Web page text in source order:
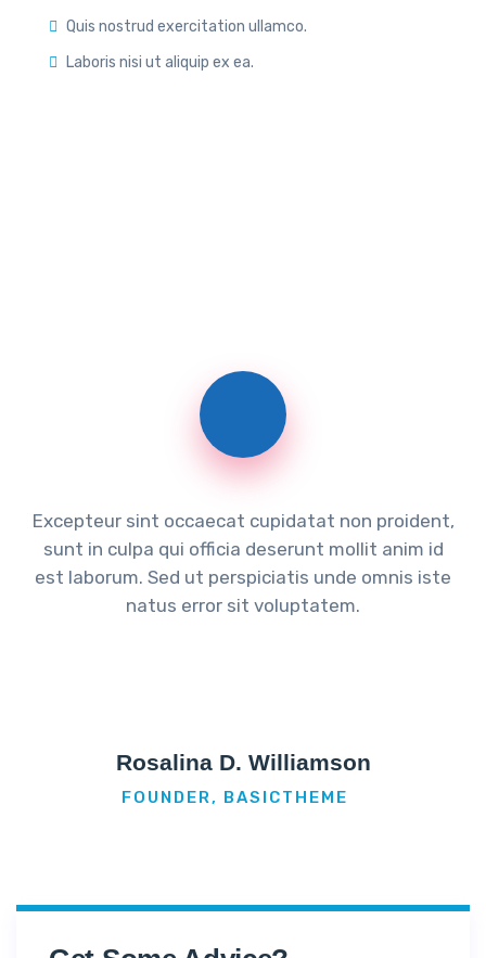
Quis nostrud exercitation ullamco.
Laboris nisi ut aliquip ex ea.
Excepteur sint occaecat cupidatat non proident,
sunt in culpa qui officia deserunt mollit anim id
est laborum. Sed ut perspiciatis unde omnis iste
natus error sit voluptatem.
Rosalina D. Williamson
FOUNDER, BASICTHEME